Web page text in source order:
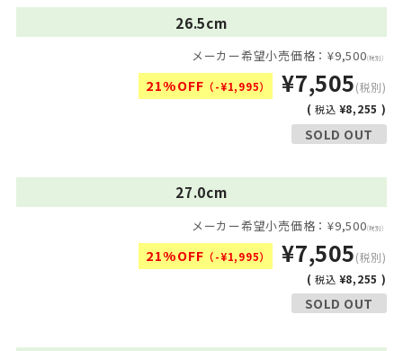
26.5cm
メーカー希望小売価格：¥9,500(税別)
21%OFF （-¥1,995） ¥7,505(税別)
(税込 ¥8,255 )
SOLD OUT
27.0cm
メーカー希望小売価格：¥9,500(税別)
21%OFF （-¥1,995） ¥7,505(税別)
(税込 ¥8,255 )
SOLD OUT